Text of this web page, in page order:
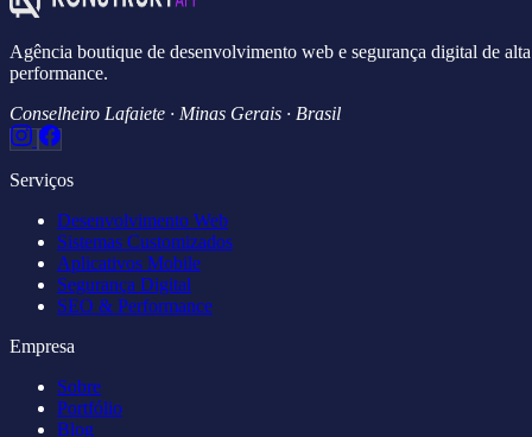
Agência boutique de desenvolvimento web e segurança digital de alta
performance.
Conselheiro Lafaiete · Minas Gerais · Brasil
Serviços
Desenvolvimento Web
Sistemas Customizados
Aplicativos Mobile
Segurança Digital
SEO & Performance
Empresa
Sobre
Portfólio
Blog